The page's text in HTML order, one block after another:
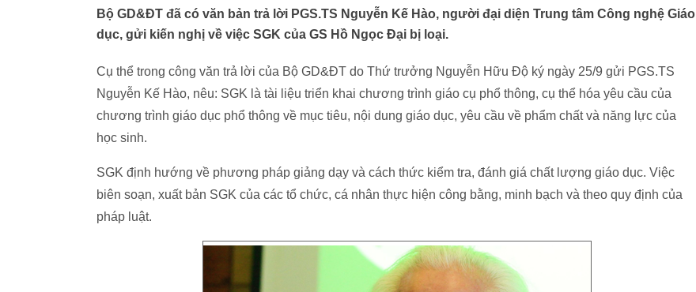
Bộ GD&ĐT đã có văn bản trả lời PGS.TS Nguyễn Kế Hào, người đại diện Trung tâm Công nghệ Giáo
dục, gửi kiến nghị về việc SGK của GS Hồ Ngọc Đại bị loại.
Cụ thể trong công văn trả lời của Bộ GD&ĐT do Thứ trưởng Nguyễn Hữu Độ ký ngày 25/9 gửi PGS.TS
Nguyễn Kế Hào, nêu: SGK là tài liệu triển khai chương trình giáo cụ phổ thông, cụ thể hóa yêu cầu của
chương trình giáo dục phổ thông về mục tiêu, nội dung giáo dục, yêu cầu về phẩm chất và năng lực của
học sinh.
SGK định hướng về phương pháp giảng dạy và cách thức kiểm tra, đánh giá chất lượng giáo dục. Việc
biên soạn, xuất bản SGK của các tổ chức, cá nhân thực hiện công bằng, minh bạch và theo quy định của
pháp luật.